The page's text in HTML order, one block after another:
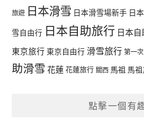
旅遊 日本滑雪 日本滑雪場新手 日
雪自由行 日本自助旅行 日本
東京旅行 東京自由行 滑雪旅行 第一
助滑雪 花蓮花蓮旅行 關西 馬祖 馬
點擊一個有